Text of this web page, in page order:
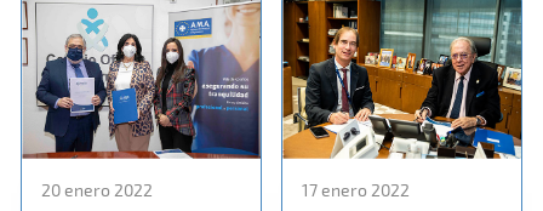
20 enero 2022 17 enero 2022